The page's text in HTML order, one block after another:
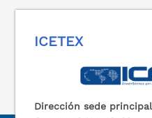
ICETEX
Dirección sede